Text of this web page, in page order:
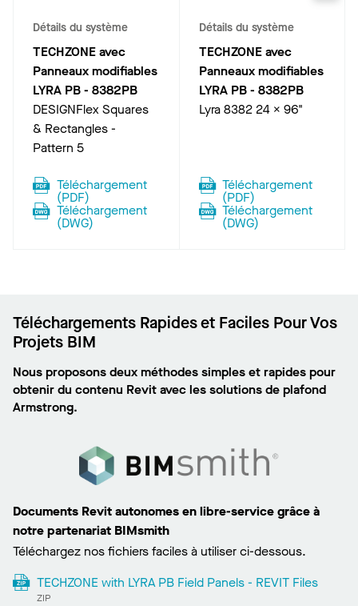
Détails du système
TECHZONE avec
Panneaux modifiables
LYRA PB- 8382PB
DESIGNFlex Squares
& Rectangles -
Pattern 5
Téléchargement
(PDF)
Téléchargement
(DWG)
Détails du système
TECHZONE avec
Panneaux modifiables
LYRA PB- 8382PB
Lyra 8382 24 X 96"
Téléchargement
(PDF)
Téléchargement
(DWG)
Téléchargements Rapides et Faciles Pour Vos
Projets BIM
Nous proposons deux méthodes simples et rapides pour
obtenir du contenu Revit avec les solutions de plafond
Armstrong.
Documents Revit autonomes en libre-service grâce à
notre partenariat BIMsmith
Téléchargez nos fichiers faciles à utiliser ci-dessous.
TECHZONE with LYRA PB Field Panels - REVIT Files
ZIP